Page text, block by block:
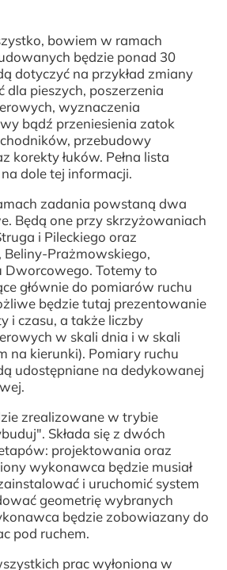
bowiem w ramach
będzie ponad 30
dotyczyć na przykład zmiany
dla pieszych, poszerzenia
wyznaczenia
bądź przeniesienia zatok
przebudowy
korekty łuków. Pełna lista
dole tej informacji.
zadania powstaną dwa
Będą one przy skrzyżowaniach
i Pileckiego oraz
Prażmowskiego,
Dworcowego. Totemy to
głównie do pomiarów ruchu
będzie tutaj prezentowanie
i czasu, a także liczby
w skali dnia i w skali
na kierunki). Pomiary ruchu
udostępniane na dedykowanej
zrealizowane w trybie
Składa się z dwóch
projektowania oraz
wykonawca będzie musiał
i uruchomić system
geometrię wybranych
będzie zobowiazany do
pod ruchem.
prac wyłoniona w